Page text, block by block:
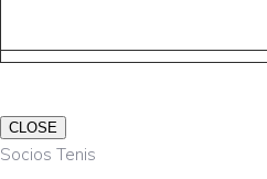
CLOSE
Socios Tenis